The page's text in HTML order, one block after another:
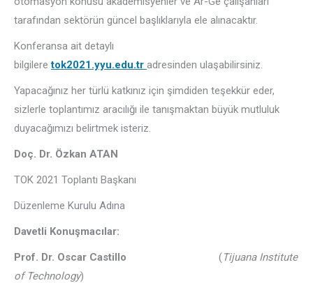
tarafından sektörün güncel başlıklarıyla ele alınacaktır.
Konferansa ait detaylı
bilgileretok2021.yyu.edu.tr adresinden ulaşabilirsiniz.
Yapacağınız her türlü katkınız için şimdiden teşekkür eder,
sizlerle toplantımız aracılığı ile tanışmaktan büyük mutluluk
duyacağımızı belirtmek isteriz.
Doç. Dr. Özkan ATAN
TOK 2021 Toplantı Başkanı
Düzenleme Kurulu Adına
Davetli Konuşmacılar:
Prof. Dr. Oscar Castillo (Tijuana Institute
of Technology)